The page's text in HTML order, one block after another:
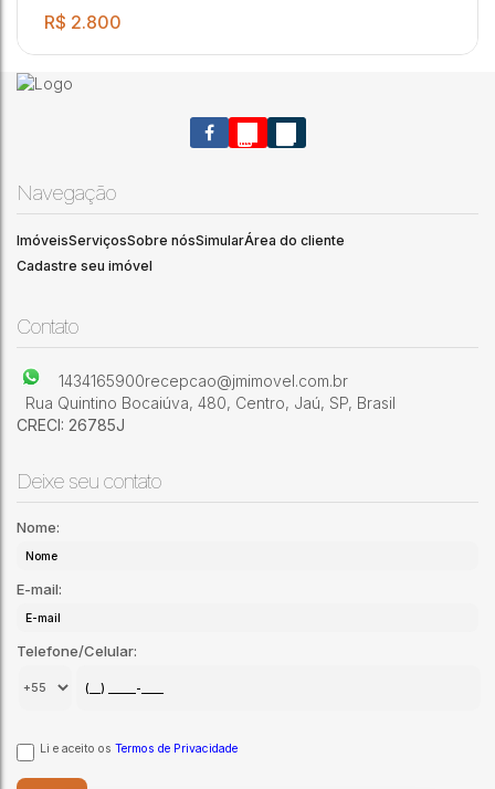
02 Quartos com armário planejado sendo 01 com suíte Sala
R$ 2.800
Centro
2
Navegação
ImóveisServiçosSobre nósSimularÁrea do cliente
Cadastre seu imóvel
Contato
1434165900recepcao@jmimovel.com.br
Rua Quintino Bocaiúva, 480, Centro, Jaú, SP, Brasil
CRECI: 26785J
Deixe seu contato
Nome:
E-mail:
Telefone/Celular:
Li e aceito os Termos de Privacidade